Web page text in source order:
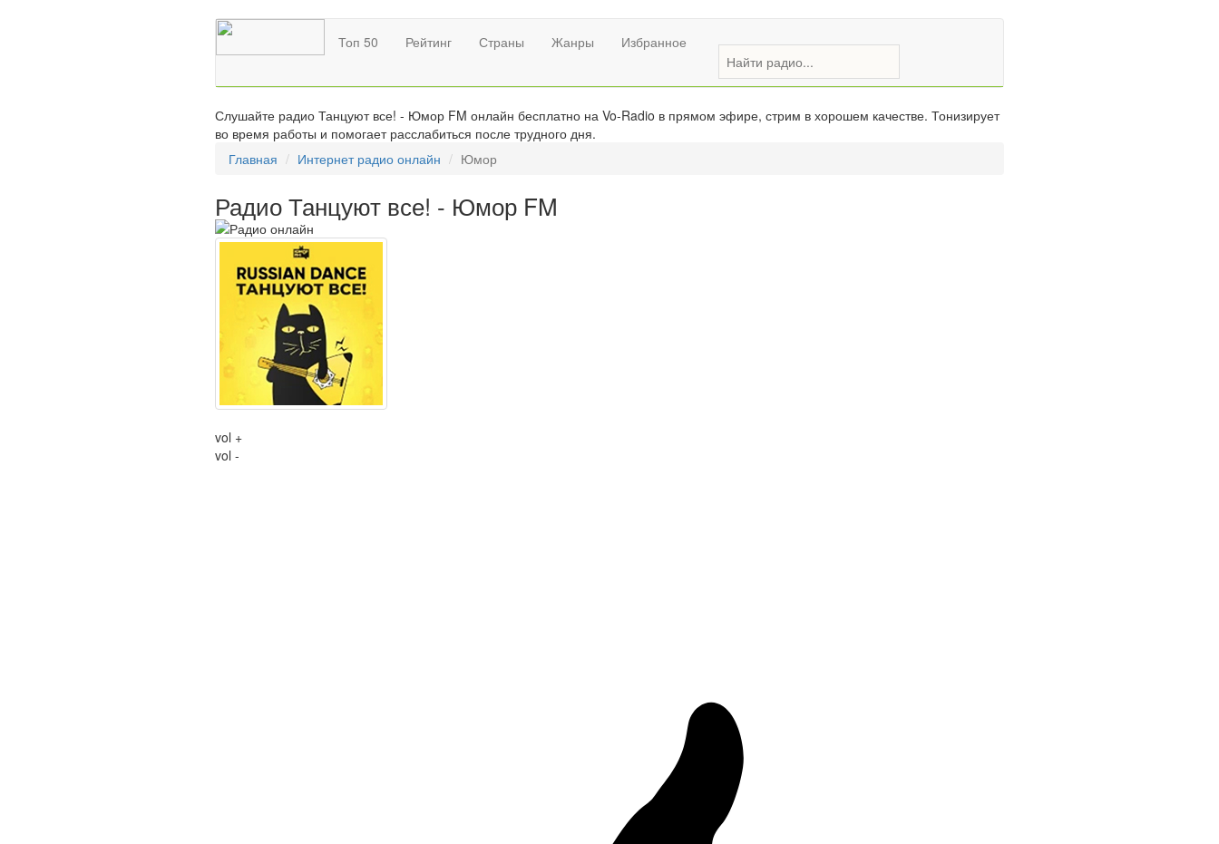
Топ 50 Рейтинг Страны Жанры Избранное
Слушайте радио Танцуют все! - Юмор FM онлайн бесплатно на Vo-Radio в прямом эфире, стрим в хорошем качестве. Тонизирует
во время работы и помогает расслабиться после трудного дня.
Главная
Интернет радио онлайн Юмор
Радио Танцуют все! - Юмор FM
vol +
vol -